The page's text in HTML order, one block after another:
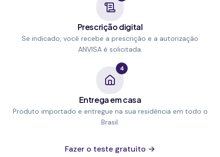
Prescrição digital
Se indicado, você recebe a prescrição e a autorização
ANVISA é solicitada.
4
Entrega em casa
Produto importado e entregue na sua residência em todo o
Brasil.
Fazer o teste gratuito →